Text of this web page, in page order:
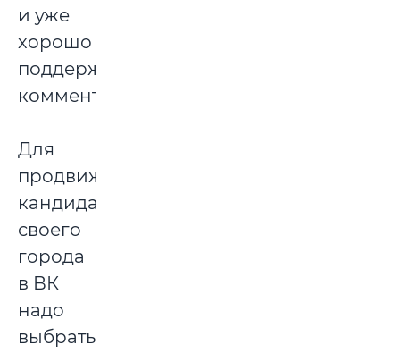
и уже
хорошо
поддерживается
комментаторами.
Для
продвижения
кандидатуры
своего
города
в ВК
надо
выбрать